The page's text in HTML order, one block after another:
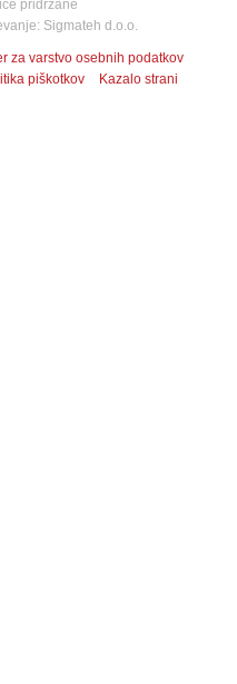
pridržane
Sigmateh d.o.o.
za varstvo osebnih podatkov
piškotkov Kazalo strani